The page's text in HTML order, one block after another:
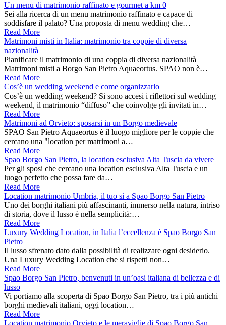
Un menu di matrimonio raffinato e gourmet a km 0
Sei alla ricerca di un menu matrimonio raffinato e capace di
soddisfare il palato? Una proposta di menu wedding che…
Read More
Matrimoni misti in Italia: matrimonio tra coppie di diversa
nazionalità
Pianificare il matrimonio di una coppia di diversa nazionalità
Matrimoni misti a Borgo San Pietro Aquaeortus. SPAO non è…
Read More
Cos’è un wedding weekend e come organizzarlo
Cos’è un wedding weekend? Si sono accesi i riflettori sul wedding
weekend, il matrimonio “diffuso” che coinvolge gli invitati in…
Read More
Matrimoni ad Orvieto: sposarsi in un Borgo medievale
SPAO San Pietro Aquaeortus è il luogo migliore per le coppie che
cercano una "location per matrimoni a…
Read More
Spao Borgo San Pietro, la location esclusiva Alta Tuscia da vivere
Per gli sposi che cercano una location esclusiva Alta Tuscia e un
luogo perfetto che possa fare da…
Read More
Location matrimonio Umbria, il tuo sì a Spao Borgo San Pietro
Uno dei borghi italiani più affascinanti, immerso nella natura, intriso
di storia, dove il lusso è nella semplicità:…
Read More
Luxury Wedding Location, in Italia l’eccellenza è Spao Borgo San
Pietro
Il lusso sfrenato dato dalla possibilità di realizzare ogni desiderio.
Una Luxury Wedding Location che si rispetti non…
Read More
Spao Borgo San Pietro, benvenuti in un’oasi italiana di bellezza e di
lusso
Vi portiamo alla scoperta di Spao Borgo San Pietro, tra i più antichi
borghi medievali italiani, oggi location…
Read More